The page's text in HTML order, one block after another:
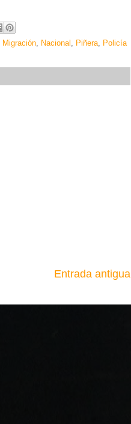
Migración, Nacional , Piñera, Policía
Entrada antigua